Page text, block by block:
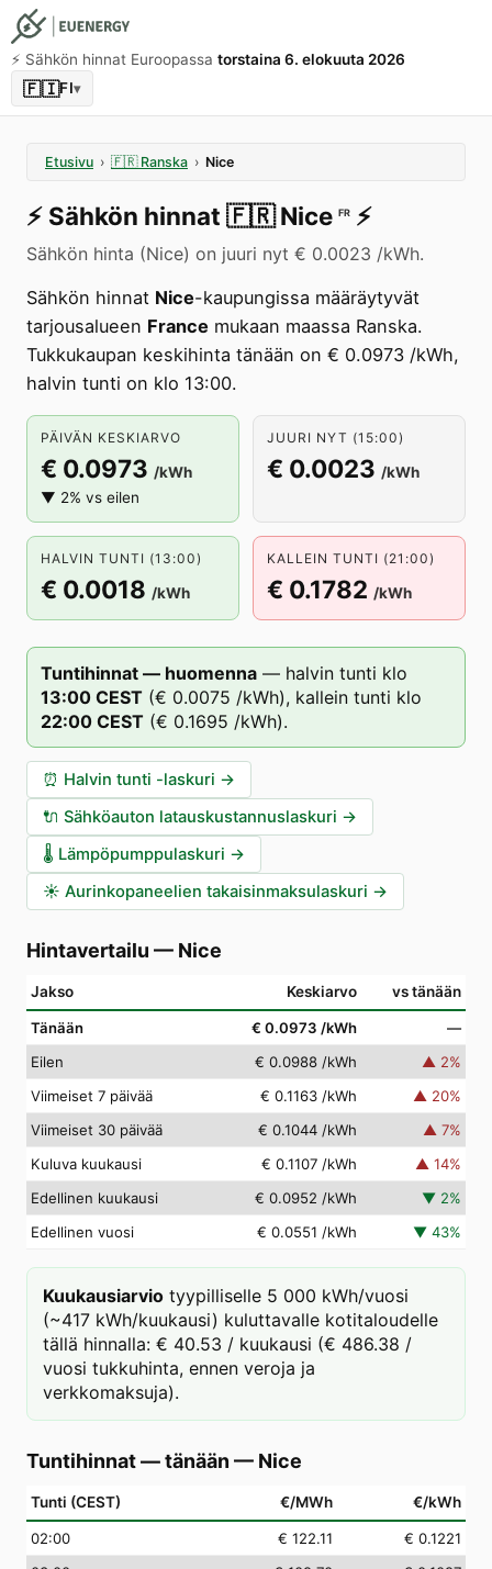
⚡️ Sähkön hinnat Euroopassa torstaina 6. elokuuta 2026
🇫🇮FI▾
Etusivu › 🇫🇷 Ranska › Nice
⚡️ Sähkön hinnat 🇫🇷 Nice FR ⚡️
Sähkön hinta (Nice) on juuri nyt € 0.0023 /kWh.
Sähkön hinnat Nice-kaupungissa määräytyvät
tarjousalueen France mukaan maassa Ranska.
Tukkukaupan keskihinta tänään on € 0.0973 /kWh,
halvin tunti on klo 13:00.
PÄIVÄN KESKIARVO
€ 0.0973 /kWh
▼ 2% vs eilen
JUURI NYT (15:00)
€ 0.0023 /kWh
HALVIN TUNTI (13:00)
€ 0.0018 /kWh
KALLEIN TUNTI (21:00)
€ 0.1782 /kWh
Tuntihinnat — huomenna — halvin tunti klo
13:00 CEST (€ 0.0075 /kWh), kallein tunti klo
22:00 CEST (€ 0.1695 /kWh).
⏰ Halvin tunti -laskuri →
🔌 Sähköauton latauskustannuslaskuri →
🌡️ Lämpöpumppulaskuri →
☀️ Aurinkopaneelien takaisinmaksulaskuri →
Hintavertailu — Nice
Jakso Keskiarvo vs tänään
Tänään € 0.0973 /kWh
—
Eilen
€ 0.0988 /kWh ▲ 2%
Viimeiset 7 päivää
€ 0.1163 /kWh ▲ 20%
Viimeiset 30 päivää
€ 0.1044 /kWh ▲ 7%
Kuluva kuukausi
€ 0.1107 /kWh ▲ 14%
Edellinen kuukausi
€ 0.0952 /kWh ▼ 2%
Edellinen vuosi
€ 0.0551 /kWh ▼ 43%
Kuukausiarvio tyypilliselle 5 000 kWh/vuosi
(~417 kWh/kuukausi) kuluttavalle kotitaloudelle
tällä hinnalla: € 40.53 / kuukausi (€ 486.38 /
vuosi tukkuhinta, ennen veroja ja
verkkomaksuja).
Tuntihinnat — tänään — Nice
Tunti (CEST) €/MWh €/kWh
02:00 € 122.11
€ 0.1221